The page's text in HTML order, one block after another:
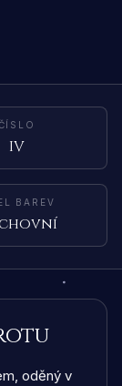
IV
BAREV
oděný v